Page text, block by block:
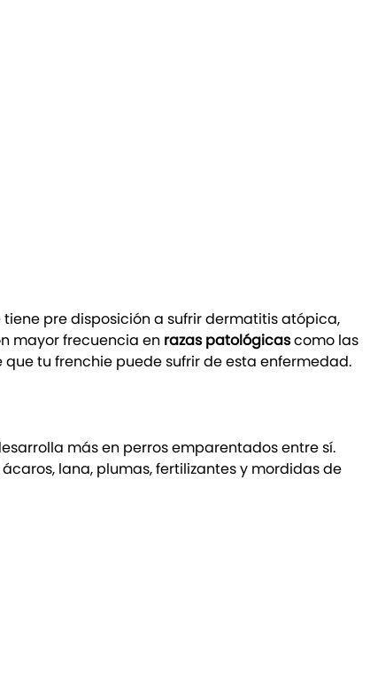
tiene pre disposición a sufrir dermatitis atópica,
mayor frecuencia en razas patológicascomo las
tu frenchie puede sufrir de esta enfermedad.
más en perros emparentados entre sí.
lana, plumas, fertilizantes y mordidas de